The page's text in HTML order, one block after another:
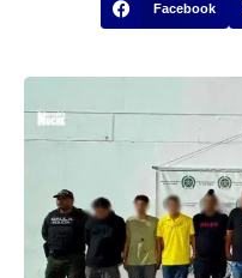
Facebook